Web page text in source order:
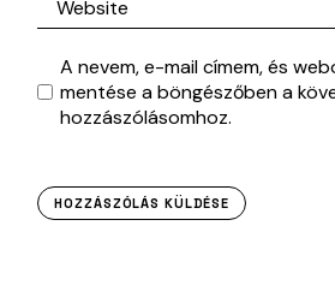
A nevem, e-mail címem, és
mentése a böngészőben a
hozzászólásomhoz.
HOZZÁSZÓLÁS KÜLDÉSE